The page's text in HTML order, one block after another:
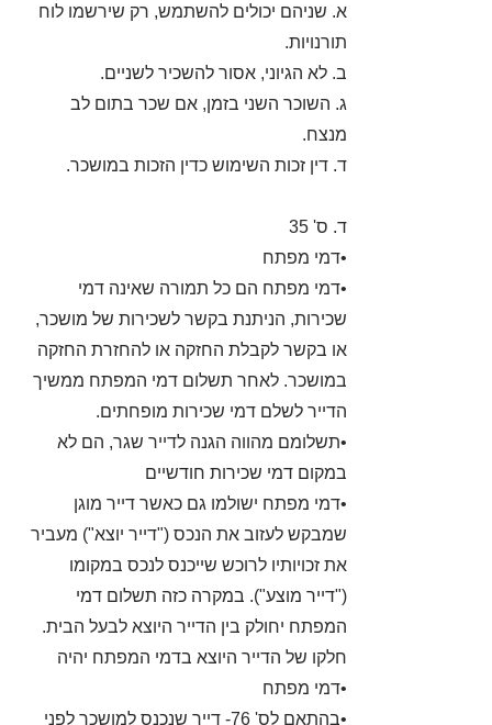
א. שניהם יכולים להשתמש, רק שירשמו לוח
תורנויות.
ב. לא הגיוני, אסור להשכיר לשניים.
ג. השוכר השני בזמן, אם שכר בתום לב
מנצח.
ד. דין זכות השימוש כדין הזכות במושכר.
ד. ס' 35
•דמי מפתח
•דמי מפתח הם כל תמורה שאינה דמי
שכירות, הניתנת בקשר לשכירות של מושכר,
או בקשר לקבלת החזקה או להחזרת החזקה
במושכר. לאחר תשלום דמי המפתח ממשיך
הדייר לשלם דמי שכירות מופחתים.
•תשלומם מהווה הגנה לדייר שגר, הם לא
במקום דמי שכירות חודשיים
•דמי מפתח ישולמו גם כאשר דייר מוגן
שמבקש לעזוב את הנכס ("דייר יוצא") מעביר
את זכויותיו לרוכש שייכנס לנכס במקומו
("דייר מוצע"). במקרה כזה תשלום דמי
המפתח יחולק בין הדייר היוצא לבעל הבית.
חלקו של הדייר היוצא בדמי המפתח יהיה
•דמי מפתח
•בהתאם לס' 76- דייר שנכנס למושכר לפני